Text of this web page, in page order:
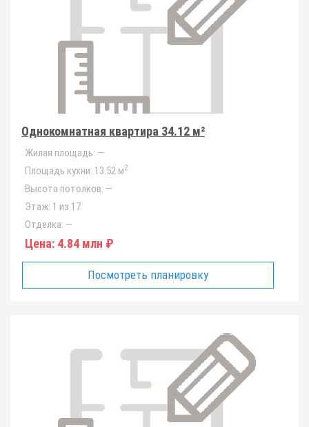
Однокомнатная квартира 34.12 м²
Жилая площадь: —
Площадь кухни: 13.52 м2
Высота потолков: —
Этаж: 1 из 17
Отделка: —
Цена: 4.84 млн ₽
Посмотреть планировку